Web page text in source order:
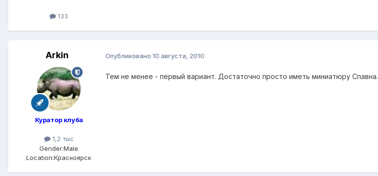
133
Arkin
Куратор клуба
1,2 тыс
Gender:Male
Location:Красноярск
Опубликовано 10 августа, 2010
Тем не менее - первый вариант. Достаточно просто иметь миниатюру Спавна.